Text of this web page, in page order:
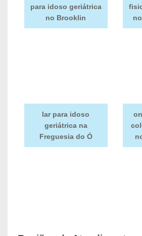
para idoso geriátrica
no Brooklin
lar para idoso
geriátrica na
Freguesia do Ó